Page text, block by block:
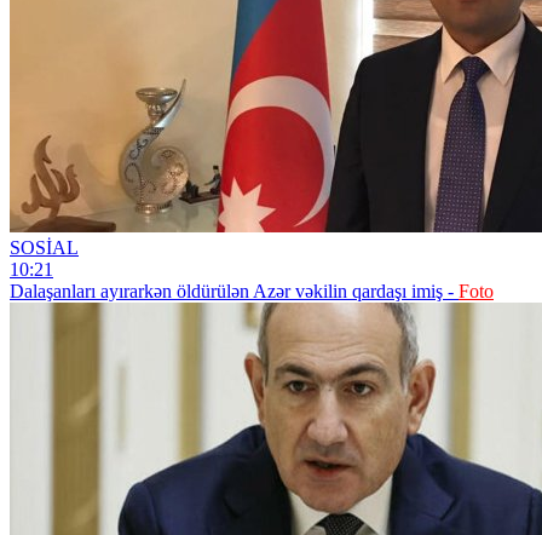
SOSİAL
10:21
Dalaşanları ayırarkən öldürülən Azər vəkilin qardaşı imiş - Foto